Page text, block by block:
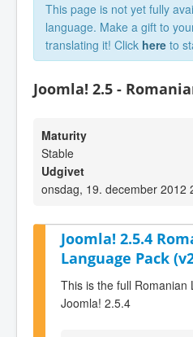
This page is not yet fully
language. Make a gift to
translating it! Click here to
Joomla! 2.5 -
Maturity
Stable
Udgivet
onsdag, 19. december 2012
Joomla! 2.5.4
Language Pack
This is the full Romanian
Joomla! 2.5.4